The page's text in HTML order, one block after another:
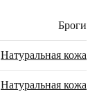
Броги
Натуральная кожа
Натуральная кожа